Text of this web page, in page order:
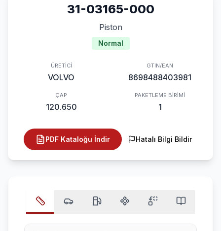
31-03165-000
Piston
Normal
ÜRETICI
VOLVO
GTIN/EAN
8698488403981
ÇAP
120.650
PAKETLEME BIRIMI
1
PDF Kataloğu İndir Hatalı Bilgi Bildir